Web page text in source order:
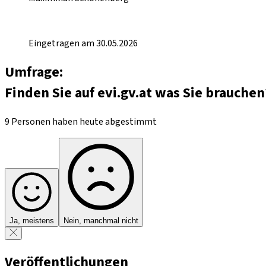
Eingetragen am 30.05.2026
Umfrage:
Finden Sie auf evi.gv.at was Sie
9 Personen haben heute abgestimmt
Ja, meistens Nein, manchmal nicht